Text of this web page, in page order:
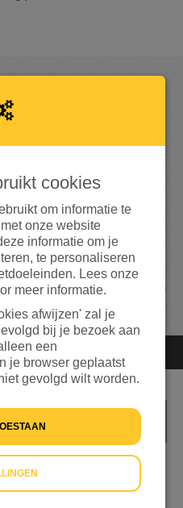
0 0
streefbedrag € 1.000
30
niet meer doneren
cookies
om informatie te
onze website
informatie om je
te personaliseren
Lees onze
meer informatie.
afwijzen' zal je
bij je bezoek aan
een
je browser geplaatst
gevolgd wilt worden.